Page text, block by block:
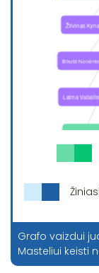
Grafo vaizdui
Masteliui keisti